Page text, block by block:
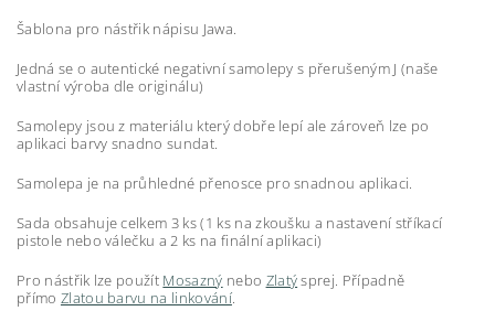
Šablona pro nástřik nápisu Jawa.
Jedná se o autentické negativní samolepy s přerušeným J (naše
vlastní výroba dle originálu)
Samolepy jsou z materiálu který dobře lepí ale zároveň lze po
aplikaci barvy snadno sundat.
Samolepa je na průhledné přenosce pro snadnou aplikaci.
Sada obsahuje celkem 3 ks (1 ks na zkoušku a nastavení stříkací
pistole nebo válečku a 2 ks na finální aplikaci)
Pro nástřik lze použít Mosazný nebo Zlatýsprej. Případně
přímo Zlatou barvu na linkování.